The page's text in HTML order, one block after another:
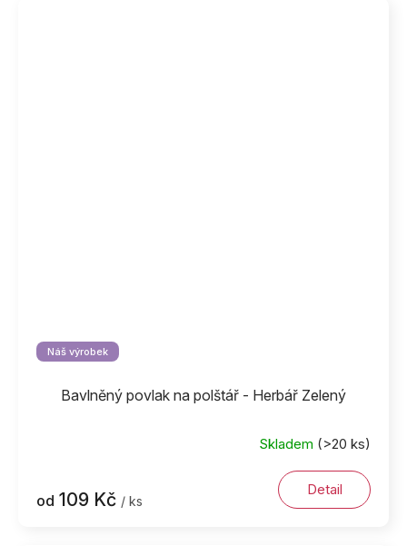
Náš výrobek
Bavlněný povlak na polštář - Herbář Zelený
Skladem (>20 ks)
od 109 Kč / ks
Detail